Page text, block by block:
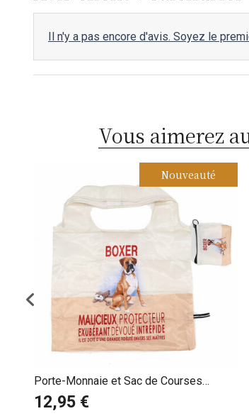
Il n'y a pas encore d'avis. Soyez le
Vous aimerez
Nouveauté
Porte-Monnaie et Sac de Courses
Pliable Boxer
12,95 €